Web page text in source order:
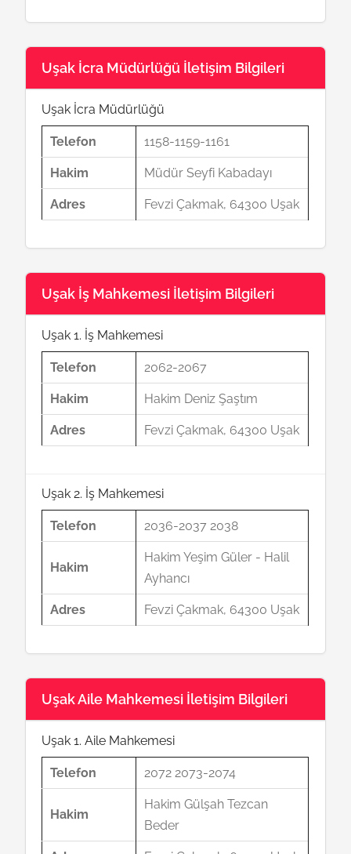
Uşak İcra Müdürlüğü İletişim Bilgileri
Uşak İcra Müdürlüğü
Telefon 1158-1159-1161
Hakim Müdür Seyfi Kabadayı
Adres Fevzi Çakmak, 64300 Uşak
Uşak İş Mahkemesi İletişim Bilgileri
Uşak 1. İş Mahkemesi
Telefon 2062-2067
Hakim Hakim Deniz Şaştım
Adres Fevzi Çakmak, 64300 Uşak
Uşak 2. İş Mahkemesi
Telefon 2036-2037 2038
Hakim
Hakim Yeşim Güler - Halil
Ayhancı
Adres Fevzi Çakmak, 64300 Uşak
Uşak Aile Mahkemesi İletişim Bilgileri
Uşak 1. Aile Mahkemesi
Telefon 2072 2073-2074
Hakim
Hakim Gülşah Tezcan
Beder